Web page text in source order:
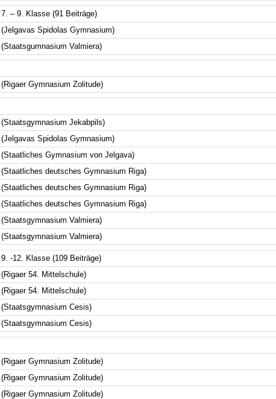
7. – 9. Klasse (91 Beiträge)
(Jelgavas Spidolas Gymnasium)
(Staatsgumnasium Valmiera)
(Rigaer Gymnasium Zolitude)
(Staatsgymnasium Jekabpils)
(Jelgavas Spidolas Gymnasium)
(Staatliches Gymnasium von Jelgava)
(Staatliches deutsches Gymnasium Riga)
(Staatliches deutsches Gymnasium Riga)
(Staatliches deutsches Gymnasium Riga)
(Staatsgymnasium Valmiera)
(Staatsgymnasium Valmiera)
9. -12. Klasse (109 Beiträge)
(Rigaer 54. Mittelschule)
(Rigaer 54. Mittelschule)
(Staatsgymnasium Cesis)
(Staatsgymnasium Cesis)
(Rigaer Gymnasium Zolitude)
(Rigaer Gymnasium Zolitude)
(Rigaer Gymnasium Zolitude)